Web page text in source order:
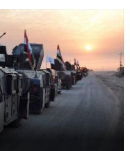
Nexolatino.Canal